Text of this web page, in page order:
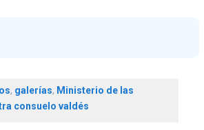
, galerías, Ministerio de las
consuelo valdés